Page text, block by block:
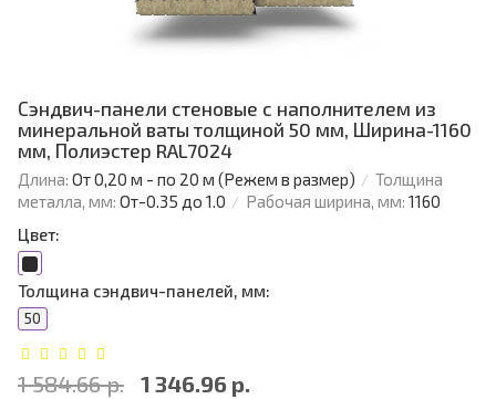
Сэндвич-панели стеновые с наполнителем из
минеральной ваты толщиной 50 мм, Ширина-1160
мм, Полиэстер RAL7024
Длина: От 0,20 м - по 20 м (Режем в размер)
Толщина
металла, мм: От-0.35 до 1.0 Рабочая ширина, мм: 1160
Цвет:
Толщина сэндвич-панелей, мм:
50
1 584.66 р. 1 346.96 р.